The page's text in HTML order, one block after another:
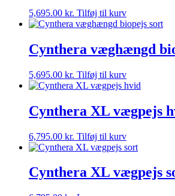
5,695.00 kr. Tilføj til kurv
Cynthera væghængd
5,695.00 kr. Tilføj til kurv
Cynthera XL vægpejs
6,795.00 kr. Tilføj til kurv
Cynthera XL vægpejs